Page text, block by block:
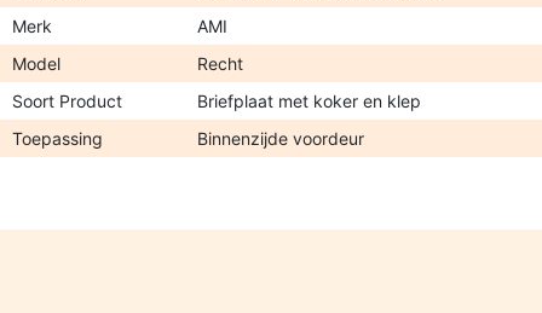
Merk
AMI
Model
Recht
Soort Product
Briefplaat met koker en klep
Toepassing
Binnenzijde voordeur